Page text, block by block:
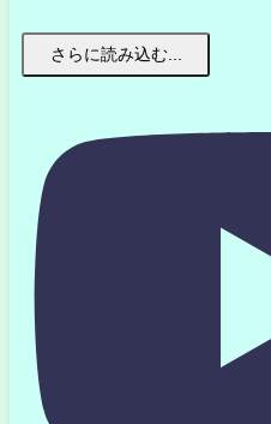
さらに読み込む...